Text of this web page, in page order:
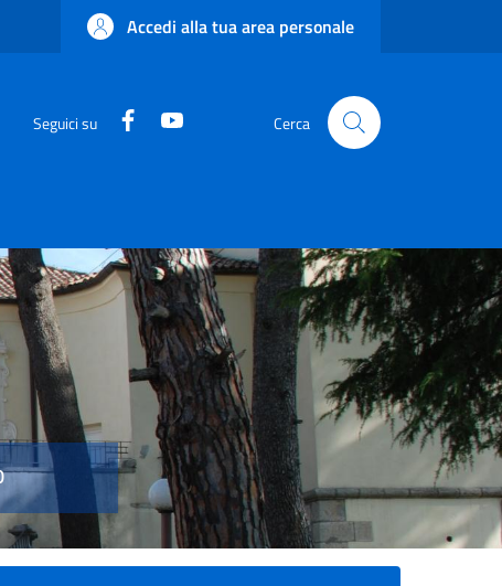
Accedi alla tua area personale
Seguici su Facebook Cerca